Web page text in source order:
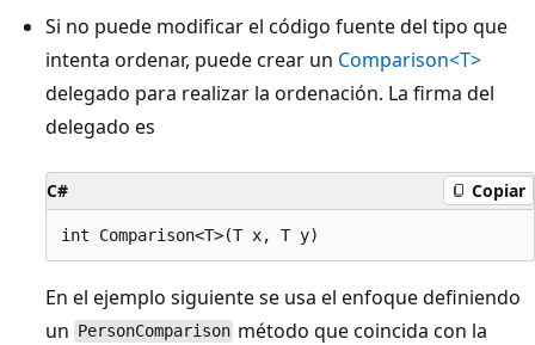
Si no puede modificar el código fuente del tipo que
intenta ordenar, puede crear un Comparison<T>
delegado para realizar la ordenación. La firma del
delegado es
C# Copiar
En el ejemplo siguiente se usa el enfoque definiendo
un PersonComparison método que coincida con la